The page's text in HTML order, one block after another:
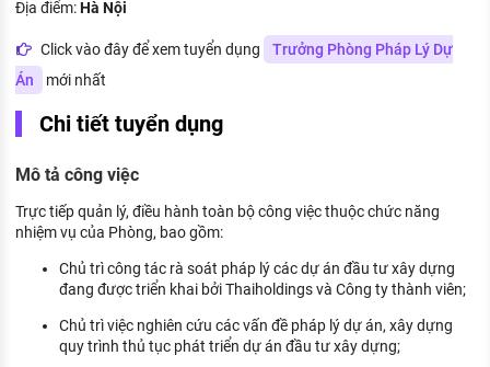
Danh sách nhà tuyển dụng
Nhà tuyển dụng hàng đầu
Thuế thu nhập
Hồ sơ biểu mẫu
Tử vi nghề nghiệp
Kỹ năng nghề nghiệp
HƯỚNG NGHIỆP VIỆC LÀM
Xu hướng việc làm
Địa điểm:Hà Nội
Click vào đây để xem tuyển dụng
Trưởng Phòng Pháp Lý Dự
Án
mới nhất
Chi tiết tuyển dụng
Mô tả công việc
Trực tiếp quản lý, điều hành toàn bộ công việc thuộc chức năng
nhiệm vụ của Phòng, bao gồm:
Chủ trì công tác rà soát pháp lý các dự án đầu tư xây dựng
đang được triển khai bởi Thaiholdings và Công ty thành viên;
Chủ trì việc nghiên cứu các vấn đề pháp lý dự án, xây dựng
quy trình thủ tục phát triển dự án đầu tư xây dựng;